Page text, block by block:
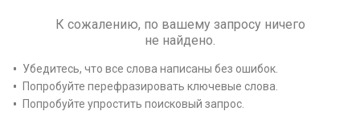
К сожалению, по вашему запросу ничего
не найдено.
Убедитесь, что все слова написаны без ошибок.
Попробуйте перефразировать ключевые слова.
Попробуйте упростить поисковый запрос.